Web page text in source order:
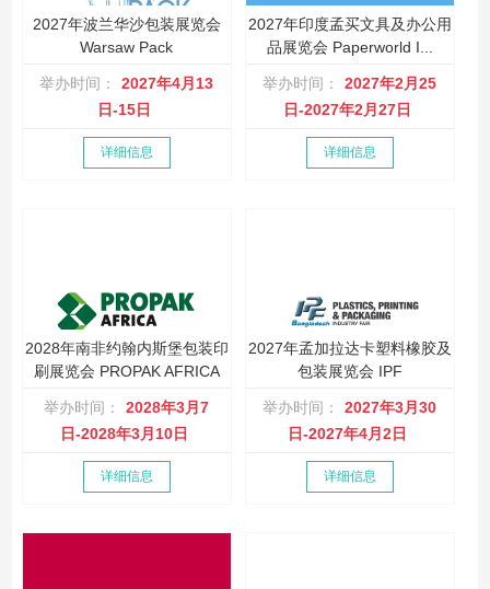
2027年波兰华沙包装展览会
Warsaw Pack
举办时间：
2027年4月13
日-15日
详细信息
2027年印度孟买文具及办公用
品展览会 Paperworld I...
举办时间：
2027年2月25
日-2027年2月27日
详细信息
2028年南非约翰内斯堡包装印
刷展览会 PROPAK AFRICA
举办时间：
2028年3月7
日-2028年3月10日
详细信息
2027年孟加拉达卡塑料橡胶及
包装展览会 IPF
举办时间：
2027年3月30
日-2027年4月2日
详细信息